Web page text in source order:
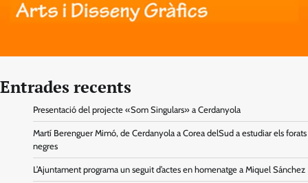
Entrades recents
Presentació del projecte «Som Singulars» a Cerdanyola
Martí Berenguer Mimó, de Cerdanyola a Corea delSud a estudiar els forats
negres
L’Ajuntament programa un seguit d’actes en homenatge a Miquel Sánchez